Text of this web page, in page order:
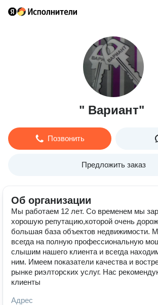
" Вариант"
Позвонить
Предложить заказ
Об организации
Мы работаем 12 лет. Со временем мы
хорошую репутацию,которой очень
большая база объектов недвижимости.
всегда на полную профессиональную
слышим нашего клиента и всегда
ним. Имеем показатели качества и
рынке риэлторских услуг. Нас
клиенты
Адрес